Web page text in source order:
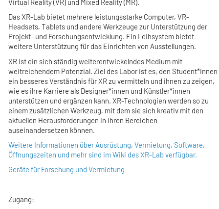
Virtual Reality (VR) und Mixed Reality (MR).
Das XR-Lab bietet mehrere leistungsstarke Computer, VR-
Headsets, Tablets und andere Werkzeuge zur Unterstützung der
Projekt- und Forschungsentwicklung. Ein Leihsystem bietet
weitere Unterstützung für das Einrichten von Ausstellungen.
XR ist ein sich ständig weiterentwickelndes Medium mit
weitreichendem Potenzial. Ziel des Labor ist es, den Student*innen
ein besseres Verständnis für XR zu vermitteln und ihnen zu zeigen,
wie es ihre Karriere als Designer*innen und Künstler*innen
unterstützen und ergänzen kann. XR-Technologien werden so zu
einem zusätzlichen Werkzeug, mit dem sie sich kreativ mit den
aktuellen Herausforderungen in ihren Bereichen
auseinandersetzen können.
Weitere Informationen über Ausrüstung, Vermietung, Software,
Öffnungszeiten und mehr sind im Wiki des XR-Lab verfügbar.
Geräte für Forschung und Vermietung
Zugang: